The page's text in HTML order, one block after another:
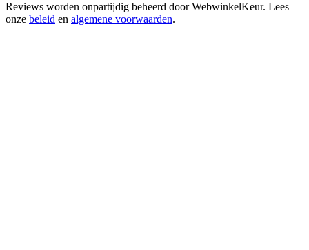
Reviews worden onpartijdig beheerd doorWebwinkelKeur. Lees
onze beleid en algemene voorwaarden.